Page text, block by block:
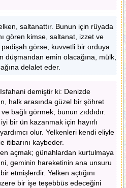
saltanattır. Bunun için rüyada
gören kimse, saltanat, izzet ve
görse, kuvvetli bir orduya
düşmandan emin olacağına, mülk,
delalet eder.
demiştir ki: Denizde
halk arasında güzel bir şöhret
bağlı görmek; bunun zıddıdır.
bir ün kazanmak için hayırlı
olur. Yelkenleri kendi eliyle
itibarını kaybeder.
açmak; günahlardan kurtulmaya
geminin hareketinin ana unsuru
etmişlerdir. Yelken açtığını
bir işe teşebbüs edeceğini